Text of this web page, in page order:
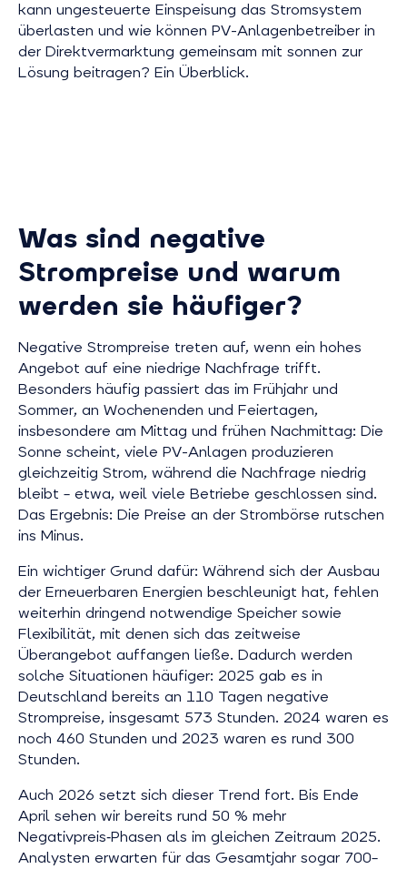
kann ungesteuerte Einspeisung das Stromsystem
überlasten und wie können PV-Anlagenbetreiber in
der Direktvermarktung gemeinsam mit sonnen zur
Lösung beitragen? Ein Überblick.
Was sind negative
Strompreise und warum
werden sie häufiger?
Negative Strompreise treten auf, wenn ein hohes
Angebot auf eine niedrige Nachfrage trifft.
Besonders häufig passiert das im Frühjahr und
Sommer, an Wochenenden und Feiertagen,
insbesondere am Mittag und frühen Nachmittag: Die
Sonne scheint, viele PV-Anlagen produzieren
gleichzeitig Strom, während die Nachfrage niedrig
bleibt – etwa, weil viele Betriebe geschlossen sind.
Das Ergebnis: Die Preise an der Strombörse rutschen
ins Minus.
Ein wichtiger Grund dafür: Während sich der Ausbau
der Erneuerbaren Energien beschleunigt hat, fehlen
weiterhin dringend notwendige Speicher sowie
Flexibilität, mit denen sich das zeitweise
Überangebot auffangen ließe. Dadurch werden
solche Situationen häufiger: 2025 gab es in
Deutschland bereits an 110 Tagen negative
Strompreise, insgesamt 573 Stunden. 2024 waren es
noch 460 Stunden und 2023 waren es rund 300
Stunden.
Auch 2026 setzt sich dieser Trend fort. Bis Ende
April sehen wir bereits rund 50 % mehr
Negativpreis‑Phasen als im gleichen Zeitraum 2025.
Analysten erwarten für das Gesamtjahr sogar 700–